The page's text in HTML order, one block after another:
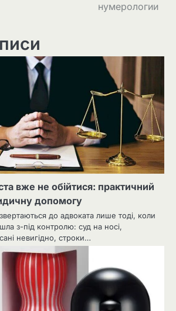
нумерологии
вже не обійтися: практичний
допомогу
до адвоката лише тоді, коли
з-під контролю: суд на носі,
невигідно, строки…